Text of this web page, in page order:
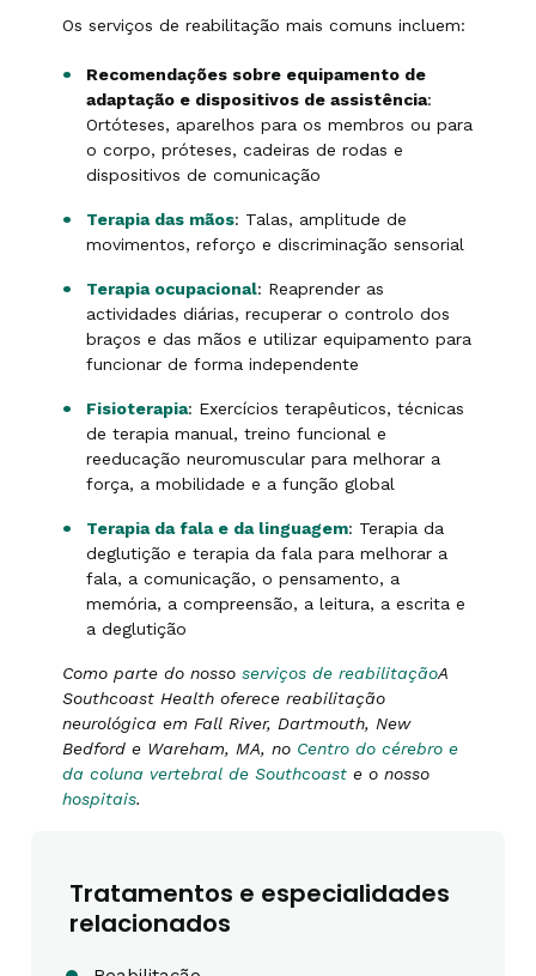
Os serviços de reabilitação mais comuns incluem:
Recomendações sobre equipamento de
adaptação e dispositivos de assistência:
Ortóteses, aparelhos para os membros ou para
o corpo, próteses, cadeiras de rodas e
dispositivos de comunicação
Terapia das mãos: Talas, amplitude de
movimentos, reforço e discriminação sensorial
Terapia ocupacional: Reaprender as
actividades diárias, recuperar o controlo dos
braços e das mãos e utilizar equipamento para
funcionar de forma independente
Fisioterapia: Exercícios terapêuticos, técnicas
de terapia manual, treino funcional e
reeducação neuromuscular para melhorar a
força, a mobilidade e a função global
Terapia da fala e da linguagem: Terapia da
deglutição e terapia da fala para melhorar a
fala, a comunicação, o pensamento, a
memória, a compreensão, a leitura, a escrita e
a deglutição
Como parte do nosso serviços de reabilitaçãoA
Southcoast Health oferece reabilitação
neurológica em Fall River, Dartmouth, New
Bedford e Wareham, MA, no Centro do cérebro e
da coluna vertebral de Southcoast e o nosso
hospitais.
Tratamentos e especialidades
relacionados